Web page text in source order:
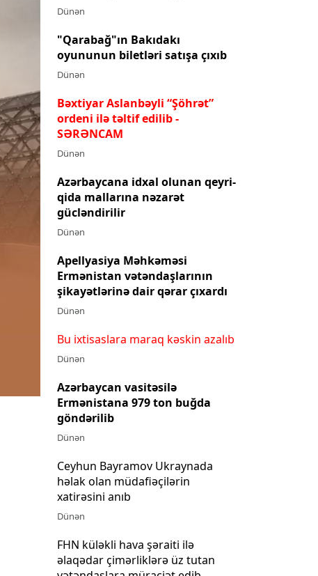
Dünən
"Qarabağ"ın Bakıdakı
oyununun biletləri satışa çıxıb
Dünən
Bəxtiyar Aslanbəyli “Şöhrət”
ordeni ilə təltif edilib-
SƏRƏNCAM
Dünən
Azərbaycana idxal olunan qeyri-
qida mallarına nəzarət
gücləndirilir
Dünən
Apellyasiya Məhkəməsi
Ermənistan vətəndaşlarının
şikayətlərinə dair qərar çıxardı
Dünən
Bu ixtisaslara maraq kəskin azalıb
Dünən
Azərbaycan vasitəsilə
Ermənistana 979 ton buğda
göndərilib
Dünən
Ceyhun Bayramov Ukraynada
həlak olan müdafiəçilərin
xatirəsini anıb
Dünən
FHN küləkli hava şəraiti ilə
əlaqədar çimərliklərə üz tutan